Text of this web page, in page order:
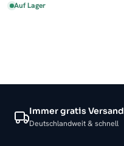
Auf Lager
Immer gratis Versand
Deutschlandweit & schnell